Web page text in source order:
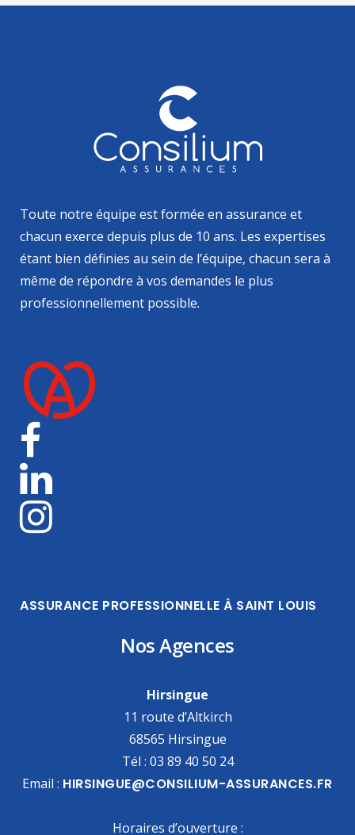
Toute notre équipe est formée en assurance et
chacun exerce depuis plus de 10 ans. Les expertises
étant bien définies au sein de l’équipe, chacun sera à
même de répondre à vos demandes le plus
professionnellement possible.
ASSURANCE PROFESSIONNELLE À SAINT LOUIS
Nos Agences
Hirsingue
11 route d’Altkirch
68565 Hirsingue
Tél : 03 89 40 50 24
Email : HIRSINGUE@CONSILIUM-ASSURANCES.FR
Horaires d’ouverture :